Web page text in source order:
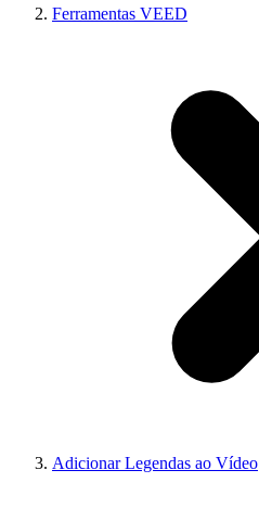
Ferramentas VEED
Adicionar Legendas ao Vídeo